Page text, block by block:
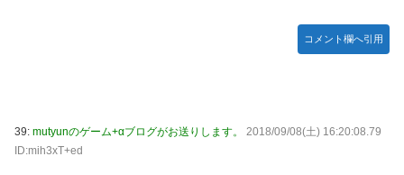
コメント欄へ引用
39: mutyunのゲーム+αブログがお送りします。
2018/09/08(土) 16:20:08.79
ID:mih3xT+ed